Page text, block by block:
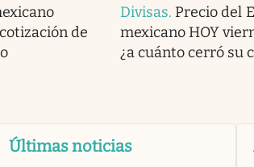
de
Divisas. Precio del
mexicano HOY
¿a cuánto cerró su
Últimas noticias